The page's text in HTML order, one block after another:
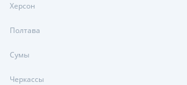
Херсон
Полтава
Сумы
Черкассы